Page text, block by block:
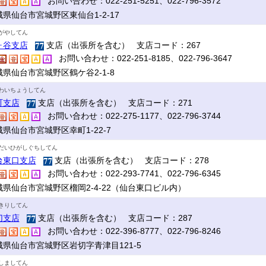
県仙台市宮城野区東仙台1-2-17
やしてん
谷支店
支店（出張所を含む） 支店コード：267
お問い合わせ：022-251-8185、022-796-3647
県仙台市宮城野区鶴ケ谷2-1-8
いちょうしてん
支店
支店（出張所を含む） 支店コード：271
お問い合わせ：022-275-1177、022-796-3744
県仙台市宮城野区幸町1-22-7
いひがしぐちしてん
東口支店
支店（出張所を含む） 支店コード：278
お問い合わせ：022-293-7741、022-796-6345
県仙台市宮城野区榴岡2-4-22（仙台東口ビル内）
りしてん
支店
支店（出張所を含む） 支店コード：287
お問い合わせ：022-396-8777、022-796-8246
県仙台市宮城野区岩切字青津目121-5
ましてん